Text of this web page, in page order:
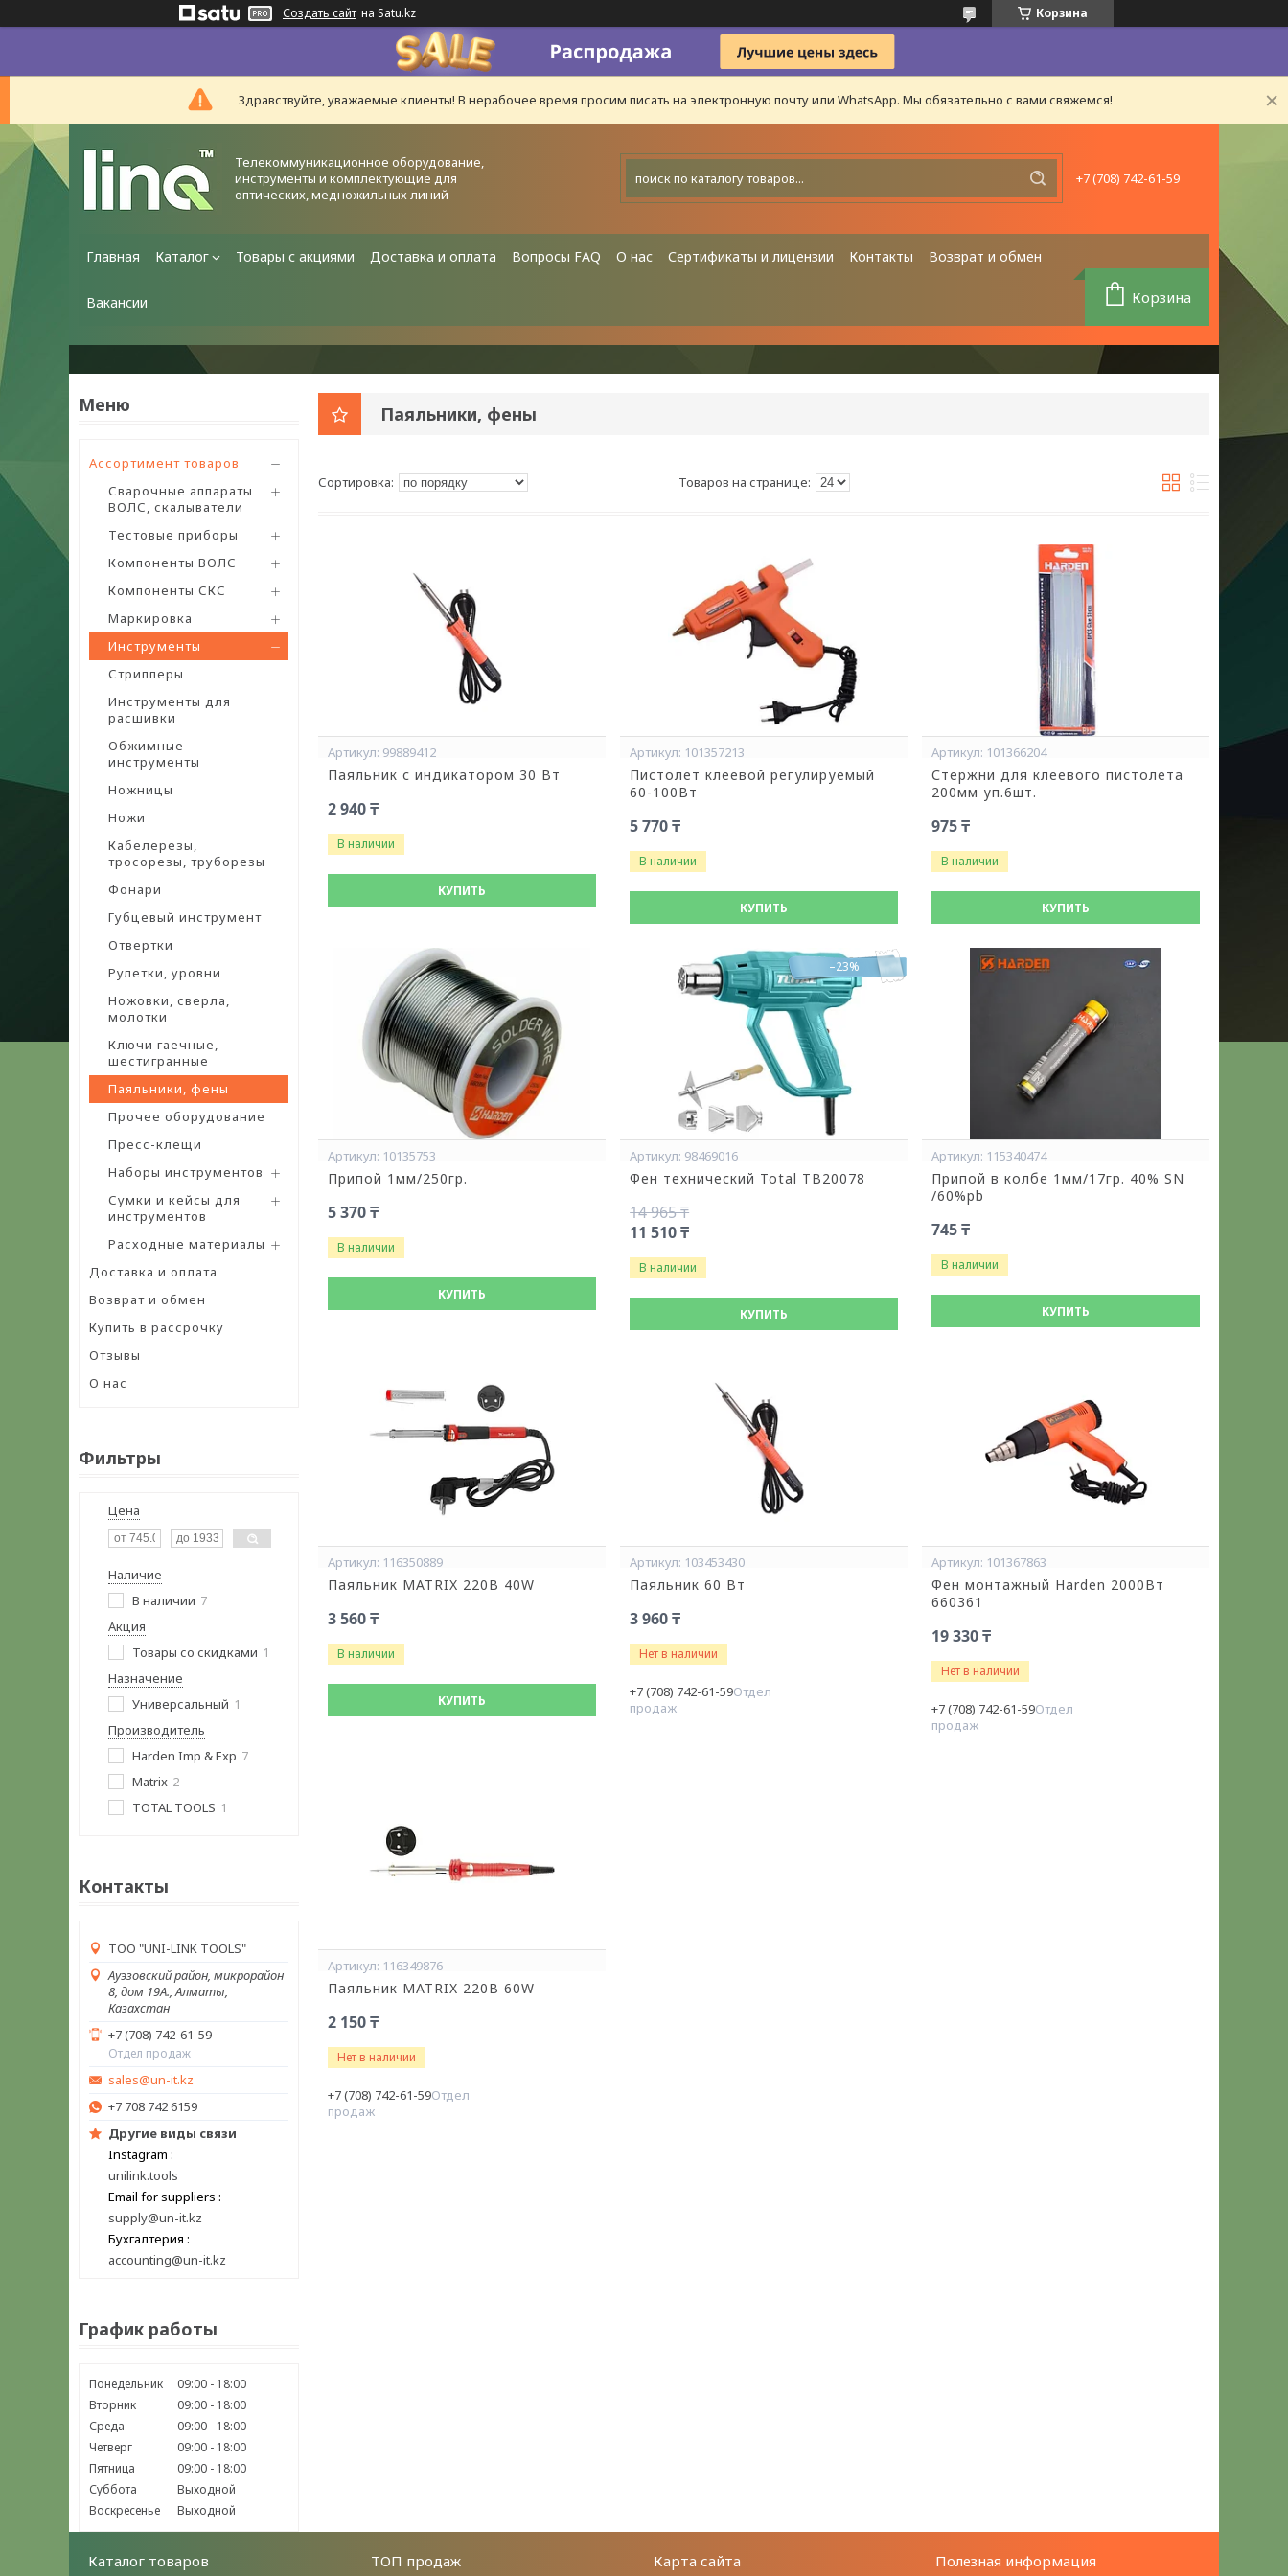
Создать сайт на Satu.kz Корзина
Здравствуйте, уважаемые клиенты! В нерабочее время просим писать на электронную почту или WhatsApp. Мы обязательно с вами свяжемся!
Телекоммуникационное оборудование,
инструменты и комплектующие для
оптических, медножильных линий
+7 (708) 742-61-59
Главная Каталог Товары с акциями Доставка и оплата Вопросы FAQ О нас Сертификаты и лицензии Контакты Возврат и обмен
Вакансии Корзина
Ассортимент товаров
Сварочные аппараты
ВОЛС, скалыватели
Тестовые приборы
Компоненты ВОЛС
Компоненты СКС
Маркировка
Инструменты
Стрипперы
Инструменты для
расшивки
Обжимные
инструменты
Ножницы
Ножи
Кабелерезы,
тросорезы, труборезы
Фонари
Губцевый инструмент
Отвертки
Рулетки, уровни
Ножовки, сверла,
молотки
Ключи гаечные,
шестигранные
Паяльники, фены
Прочее оборудование
Пресс-клещи
Наборы инструментов
Сумки и кейсы для
инструментов
Расходные материалы
Доставка и оплата
Возврат и обмен
Купить в рассрочку
Отзывы
О нас
Фильтры
Цена
Наличие
В наличии 7
Акция
Товары со скидками 1
Назначение
Универсальный 1
Производитель
Harden Imp & Exp 7
Matrix 2
TOTAL TOOLS 1
Контакты
ТОО "UNI-LINK TOOLS"
Ауэзовский район, микрорайон
8, дом 19А., Алматы,
Казахстан
+7 (708) 742-61-59
Отдел продаж
sales@un-it.kz
+7 708 742 6159
Другие виды связи
Instagram
unilink.tools
Email for suppliers
supply@un-it.kz
Бухгалтерия
accounting@un-it.kz
График работы
Понедельник 09:00
18:00
Вторник
09:00
18:00
Среда
09:00
18:00
Четверг
09:00
18:00
Пятница
09:00
18:00
Суббота
Выходной
Воскресенье
Выходной
Паяльники, фены
99889412
Паяльник с индикатором 30 Вт
2 940 ₸
В наличии
КУПИТЬ
101357213
Пистолет клеевой регулируемый
60-100Вт
5 770 ₸
В наличии
КУПИТЬ
101366204
Стержни для клеевого пистолета
200мм уп.6шт.
975 ₸
В наличии
КУПИТЬ
10135753
Припой 1мм/250гр.
5 370 ₸
В наличии
КУПИТЬ
–23%
98469016
Фен технический Total TB20078
14 965 ₸
11 510 ₸
В наличии
КУПИТЬ
115340474
Припой в колбе 1мм/17гр. 40% SN
/60%pb
745 ₸
В наличии
КУПИТЬ
116350889
Паяльник MATRIX 220В 40W
3 560 ₸
В наличии
КУПИТЬ
103453430
Паяльник 60 Вт
3 960 ₸
Нет в наличии
+7 (708) 742-61-59Отдел
продаж
101367863
Фен монтажный Harden 2000Вт
660361
19 330 ₸
Нет в наличии
+7 (708) 742-61-59Отдел
продаж
116349876
Паяльник MATRIX 220В 60W
2 150 ₸
Нет в наличии
+7 (708) 742-61-59Отдел
продаж
Каталог товаров ТОП продаж Карта сайта Полезная информация